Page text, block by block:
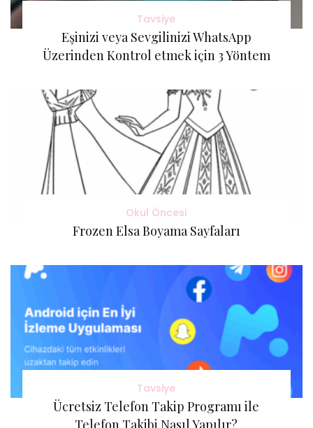
Tavsiye
Eşinizi veya Sevgilinizi WhatsApp
Üzerinden Kontrol etmek için 3 Yöntem
Okul Öncesi
Frozen Elsa Boyama Sayfaları
Tavsiye
Ücretsiz Telefon Takip Programı ile